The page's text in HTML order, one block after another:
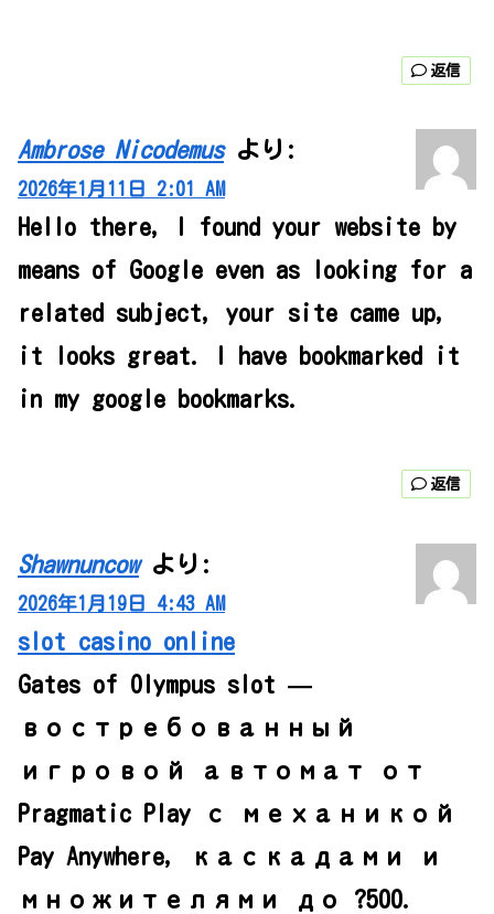
返信
Ambrose Nicodemus より:
2026年1月11日 2:01 AM
Hello there, I found your website by
means of Google even as looking for a
related subject, your site came up,
it looks great. I have bookmarked it
in my google bookmarks.
返信
Shawnuncow より:
2026年1月19日 4:43 AM
slot casino online
Gates of Olympus slot —
востребованный
игровой автомат от
Pragmatic Play с механикой
Pay Anywhere, каскадами и
множителями до ?500.